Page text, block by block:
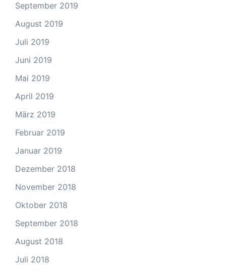
September 2019
August 2019
Juli 2019
Juni 2019
Mai 2019
April 2019
März 2019
Februar 2019
Januar 2019
Dezember 2018
November 2018
Oktober 2018
September 2018
August 2018
Juli 2018